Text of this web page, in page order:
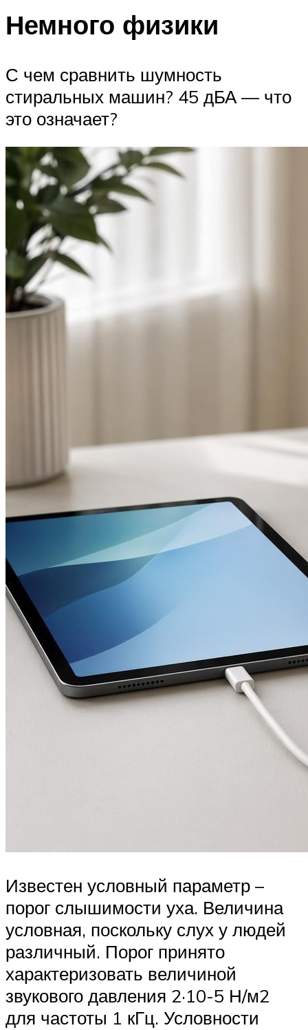
Немного физики
С чем сравнить шумность
стиральных машин? 45 дБА — что
это означает?
Известен условный параметр –
порог слышимости уха. Величина
условная, поскольку слух у людей
различный. Порог принято
характеризовать величиной
звукового давления 2·10-5 Н/м2
для частоты 1 кГц. Условности